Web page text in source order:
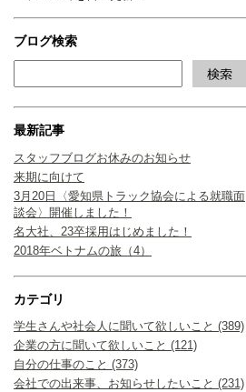
ブログ検索
最新記事
スタッフブログお休みのお知らせ
来期に向けて
3月20日〈愛知県トラック協会による就職面
談会〉開催しました！
名大社、23卒採用はじめました！
2018年ベトナムの旅（4）
カテゴリ
学生さんや社会人に聞いて欲しいこと (389)
企業の方に聞いて欲しいこと (121)
自分の仕事のこと (373)
会社での出来事、お知らせしたいこと (231)